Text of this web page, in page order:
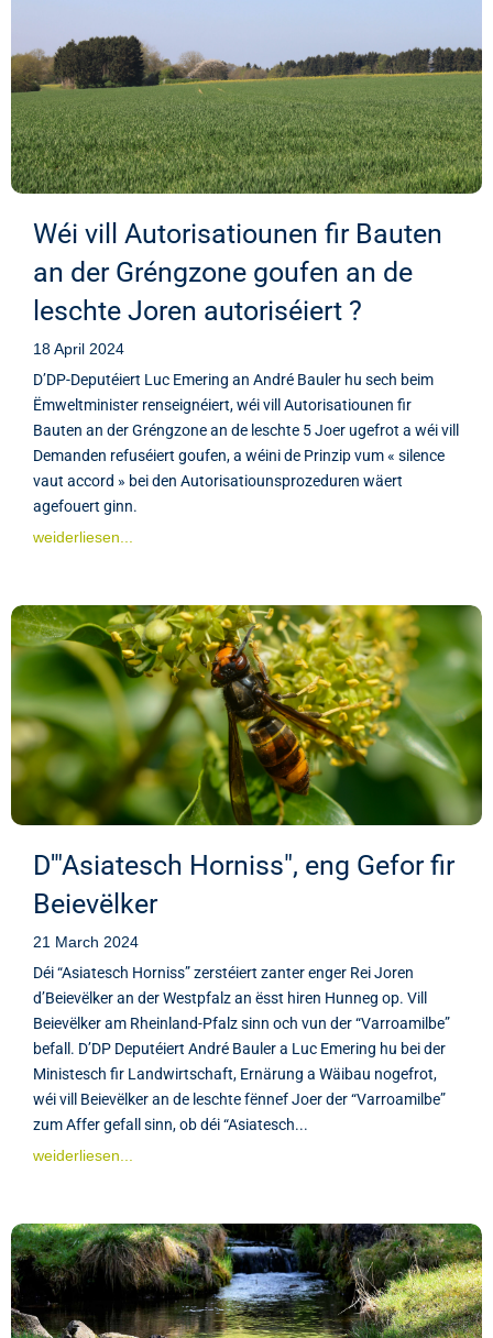
Wéi vill Autorisatiounen fir Bauten
an der Gréngzone goufen an de
leschte Joren autoriséiert ?
18 April 2024
D’DP-Deputéiert Luc Emering an André Bauler hu sech beim
Ëmweltminister renseignéiert, wéi vill Autorisatiounen fir
Bauten an der Gréngzone an de leschte 5 Joer ugefrot a wéi vill
Demanden refuséiert goufen, a wéini de Prinzip vum « silence
vaut accord » bei den Autorisatiounsprozeduren wäert
agefouert ginn.
weiderliesen...
D'"Asiatesch Horniss", eng Gefor fir
Beievëlker
21 March 2024
Déi “Asiatesch Horniss” zerstéiert zanter enger Rei Joren
d’Beievëlker an der Westpfalz an ësst hiren Hunneg op. Vill
Beievëlker am Rheinland-Pfalz sinn och vun der “Varroamilbe”
befall. D’DP Deputéiert André Bauler a Luc Emering hu bei der
Ministesch fir Landwirtschaft, Ernärung a Wäibau nogefrot,
wéi vill Beievëlker an de leschte fënnef Joer der “Varroamilbe”
zum Affer gefall sinn, ob déi “Asiatesch...
weiderliesen...